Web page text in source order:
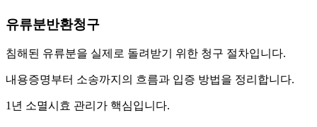
유류분반환청구
침해된 유류분을 실제로 돌려받기 위한 청구 절차입니다.
내용증명부터 소송까지의 흐름과 입증 방법을 정리합니다.
1년 소멸시효 관리가 핵심입니다.